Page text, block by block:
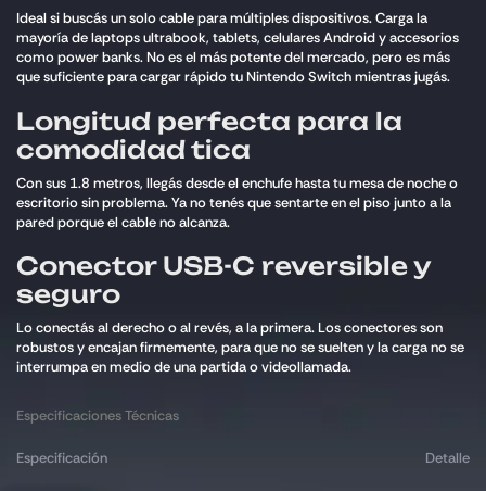
Ideal si buscás un solo cable para múltiples dispositivos. Carga la
mayoría de laptops ultrabook, tablets, celulares Android y accesorios
como power banks. No es el más potente del mercado, pero es más
que suficiente para cargar rápido tu Nintendo Switch mientras jugás.
Longitud perfecta para la
comodidad tica
Con sus 1.8 metros, llegás desde el enchufe hasta tu mesa de noche o
escritorio sin problema. Ya no tenés que sentarte en el piso junto a la
pared porque el cable no alcanza.
Conector USB-C reversible y
seguro
Lo conectás al derecho o al revés, a la primera. Los conectores son
robustos y encajan firmemente, para que no se suelten y la carga no se
interrumpa en medio de una partida o videollamada.
Especificaciones Técnicas
Especificación Detalle